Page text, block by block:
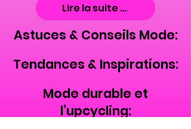
Lire la suite ...
Astuces & Conseils Mode:
Tendances & Inspirations:
Mode durable et
l’upcycling: